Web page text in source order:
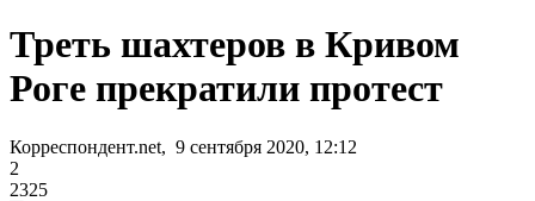
Треть шахтеров в Кривом
Роге прекратили протест
Корреспондент.net, 9 сентября 2020, 12:12
2
2325